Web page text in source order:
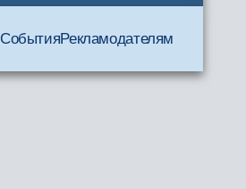
СобытияРекламодателям